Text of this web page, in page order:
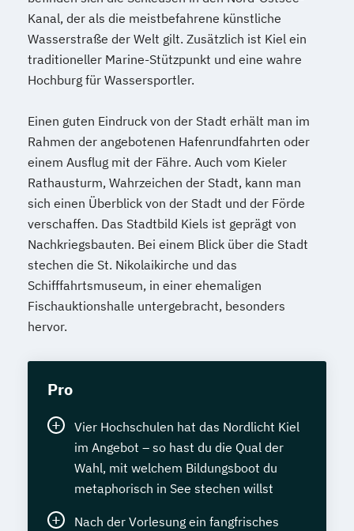
Kanal, der als die meistbefahrene künstliche
Wasserstraße der Welt gilt. Zusätzlich ist Kiel ein
traditioneller Marine-Stützpunkt und eine wahre
Hochburg für Wassersportler.
Einen guten Eindruck von der Stadt erhält man im
Rahmen der angebotenen Hafenrundfahrten oder
einem Ausflug mit der Fähre. Auch vom Kieler
Rathausturm, Wahrzeichen der Stadt, kann man
sich einen Überblick von der Stadt und der Förde
verschaffen. Das Stadtbild Kiels ist geprägt von
Nachkriegsbauten. Bei einem Blick über die Stadt
stechen die St. Nikolaikirche und das
Schifffahrtsmuseum, in einer ehemaligen
Fischauktionshalle untergebracht, besonders
hervor.
Pro
Vier Hochschulen hat das Nordlicht Kiel
im Angebot – so hast du die Qual der
Wahl, mit welchem Bildungsboot du
metaphorisch in See stechen willst
Nach der Vorlesung ein fangfrisches